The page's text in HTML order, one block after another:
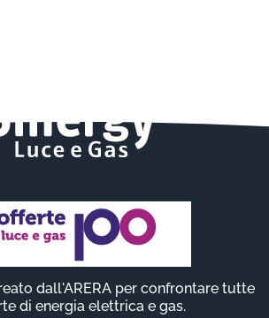
dall'ARERA per confrontare tutte
di energia elettrica e gas.